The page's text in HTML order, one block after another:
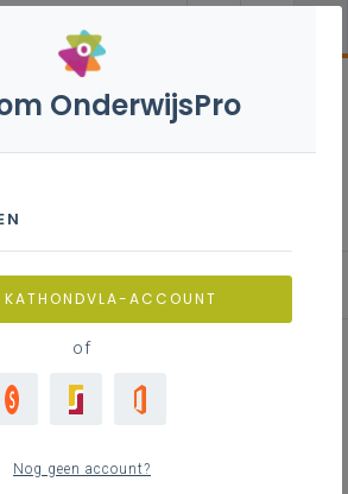
OnderwijsPro
KATHONDVLA-ACCOUNT
of
Nog geen account?